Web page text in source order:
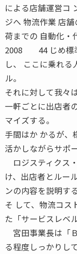
による店舗運営コ
ジへ 物流作業 店
荷までの 自動化・
2008 44 じめ標
し、 ここに乗れ
ル。
それに対して我々
一軒ごとに出店者
マイズする。
手間はか かるが、
活かしながらサポ
ロジスティクス
け、出店者とルー
ンの内容を説明する
そ して、物流コス
た「サービスレベ
宮田事業長は「
る程度しっかりし